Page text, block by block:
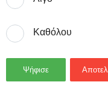
Καθόλου
Ψήφισε